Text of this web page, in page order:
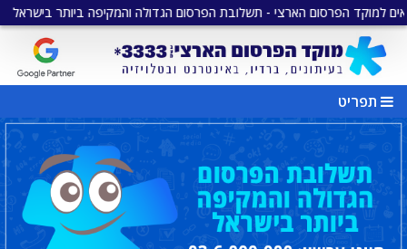
הפרסום הארצי - תשלובת הפרסום הגדולה והמקיפה ביותר בישראל •
תפריט